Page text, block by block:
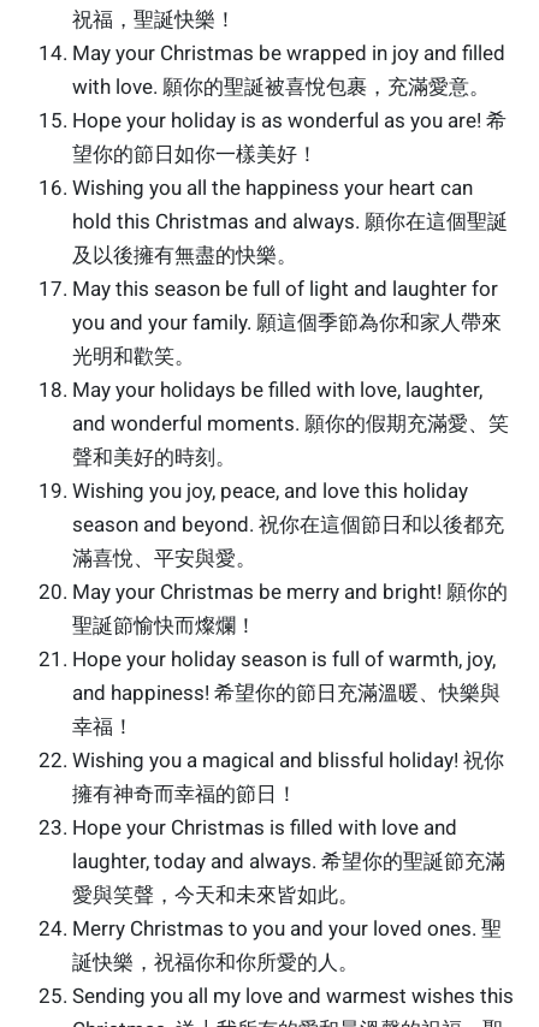
祝福，聖誕快樂！
May your Christmas be wrapped in joy and filled
with love. 願你的聖誕被喜悅包裹，充滿愛意。
Hope your holiday is as wonderful as you are! 希
望你的節日如你一樣美好！
Wishing you all the happiness your heart can
hold this Christmas and always. 願你在這個聖誕
及以後擁有無盡的快樂。
May this season be full of light and laughter for
you and your family. 願這個季節為你和家人帶來
光明和歡笑。
May your holidays be filled with love, laughter,
and wonderful moments. 願你的假期充滿愛、笑
聲和美好的時刻。
Wishing you joy, peace, and love this holiday
season and beyond. 祝你在這個節日和以後都充
滿喜悅、平安與愛。
May your Christmas be merry and bright! 願你的
聖誕節愉快而燦爛！
Hope your holiday season is full of warmth, joy,
and happiness! 希望你的節日充滿溫暖、快樂與
幸福！
Wishing you a magical and blissful holiday! 祝你
擁有神奇而幸福的節日！
Hope your Christmas is filled with love and
laughter, today and always. 希望你的聖誕節充滿
愛與笑聲，今天和未來皆如此。
Merry Christmas to you and your loved ones. 聖
誕快樂，祝福你和你所愛的人。
Sending you all my love and warmest wishes this